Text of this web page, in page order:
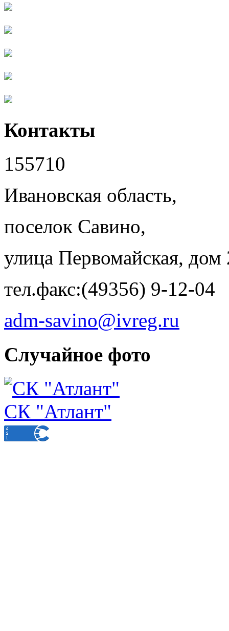
Контакты
155710
Ивановская область,
поселок Савино,
улица Первомайская, дом
тел.факс:(49356) 9-12-04
adm-savino@ivreg.ru
Случайное фото
СК "Атлант"